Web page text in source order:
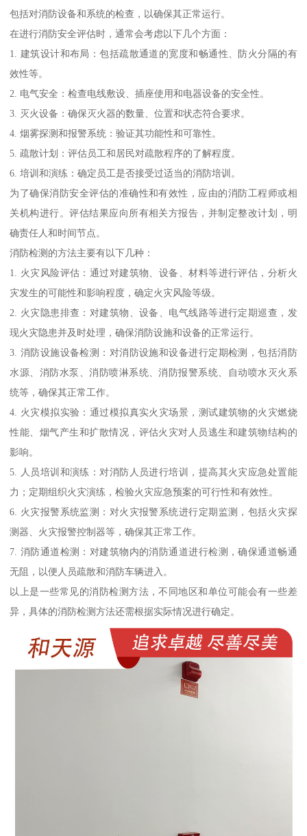
包括对消防设备和系统的检查，以确保其正常运行。
在进行消防安全评估时，通常会考虑以下几个方面：
1. 建筑设计和布局：包括疏散通道的宽度和畅通性、防火分隔的有
效性等。
2. 电气安全：检查电线敷设、插座使用和电器设备的安全性。
3. 灭火设备：确保灭火器的数量、位置和状态符合要求。
4. 烟雾探测和报警系统：验证其功能性和可靠性。
5. 疏散计划：评估员工和居民对疏散程序的了解程度。
6. 培训和演练：确定员工是否接受过适当的消防培训。
为了确保消防安全评估的准确性和有效性，应由的消防工程师或相
关机构进行。评估结果应向所有相关方报告，并制定整改计划，明
确责任人和时间节点。
消防检测的方法主要有以下几种：
1. 火灾风险评估：通过对建筑物、设备、材料等进行评估，分析火
灾发生的可能性和影响程度，确定火灾风险等级。
2. 火灾隐患排查：对建筑物、设备、电气线路等进行定期巡查，发
现火灾隐患并及时处理，确保消防设施和设备的正常运行。
3. 消防设施设备检测：对消防设施和设备进行定期检测，包括消防
水源、消防水泵、消防喷淋系统、消防报警系统、自动喷水灭火系
统等，确保其正常工作。
4. 火灾模拟实验：通过模拟真实火灾场景，测试建筑物的火灾燃烧
性能、烟气产生和扩散情况，评估火灾对人员逃生和建筑物结构的
影响。
5. 人员培训和演练：对消防人员进行培训，提高其火灾应急处置能
力；定期组织火灾演练，检验火灾应急预案的可行性和有效性。
6. 火灾报警系统监测：对火灾报警系统进行定期监测，包括火灾探
测器、火灾报警控制器等，确保其正常工作。
7. 消防通道检测：对建筑物内的消防通道进行检测，确保通道畅通
无阻，以便人员疏散和消防车辆进入。
以上是一些常见的消防检测方法，不同地区和单位可能会有一些差
异，具体的消防检测方法还需根据实际情况进行确定。